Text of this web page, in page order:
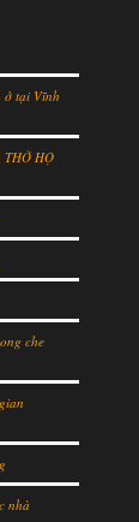
ở tại Vĩnh
THỜ HỌ
che
nhà